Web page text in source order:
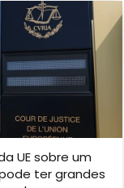
UE sobre um
ter grandes